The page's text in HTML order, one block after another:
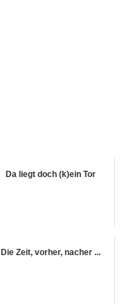
Da liegt doch (k)ein Tor
Die Zeit, vorher, nacher ...